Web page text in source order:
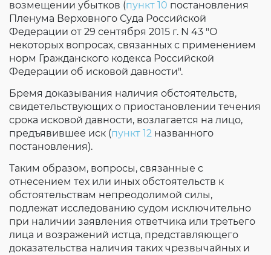
возмещении убытков (пункт 10 постановления
Пленума Верховного Суда Российской
Федерации от 29 сентября 2015 г. N 43 "О
некоторых вопросах, связанных с применением
норм Гражданского кодекса Российской
Федерации об исковой давности".
Бремя доказывания наличия обстоятельств,
свидетельствующих о приостановлении течения
срока исковой давности, возлагается на лицо,
предъявившее иск (пункт 12 названного
постановления).
Таким образом, вопросы, связанные с
отнесением тех или иных обстоятельств к
обстоятельствам непреодолимой силы,
подлежат исследованию судом исключительно
при наличии заявления ответчика или третьего
лица и возражений истца, представляющего
доказательства наличия таких чрезвычайных и